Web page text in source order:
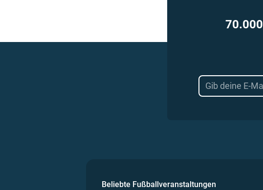
70.000
Beliebte Fußballveranstaltungen